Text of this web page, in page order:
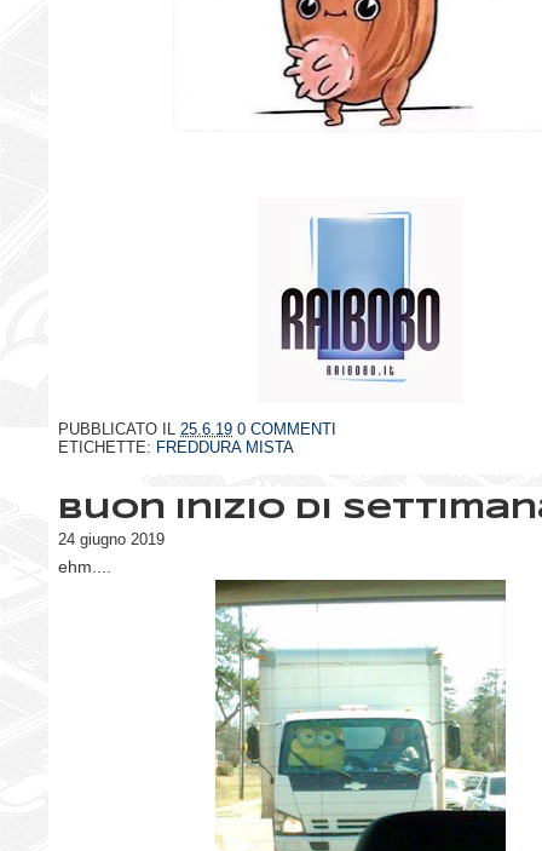
PUBBLICATO IL 25.6.19 0 COMMENTI
ETICHETTE: FREDDURA MISTA
Buon inizio di
24 giugno 2019
ehm....